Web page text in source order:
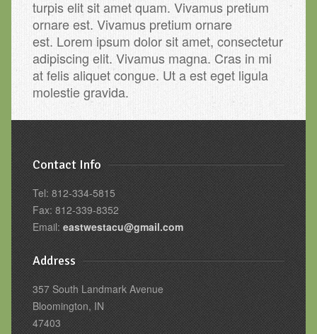
turpis elit sit amet quam. Vivamus pretium
ornare est. Vivamus pretium ornare
est. Lorem ipsum dolor sit amet, consectetur
adipiscing elit. Vivamus magna. Cras in mi
at felis aliquet congue. Ut a est eget ligula
molestie gravida.
Contact Info
Tel: 812-334-5815
Fax: 812-339-8352
Email: eastwestacu@gmail.com
Address
357 South Landmark Avenue
Bloomington, IN
47403